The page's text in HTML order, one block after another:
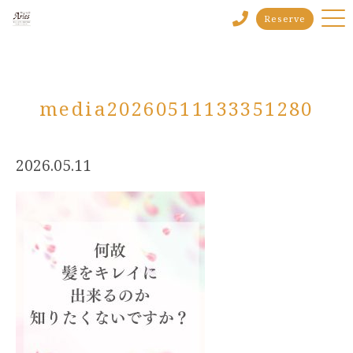
Reserve
media20260511133351280
2026.05.11